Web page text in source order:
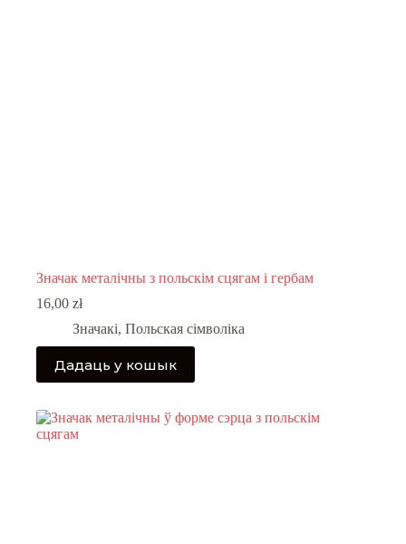
Значак металічны з польскім сцягам і гербам
16,00 zł
Значакі, Польская сімволіка
Дадаць у кошык